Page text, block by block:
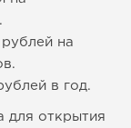
на
в год.
для открытия